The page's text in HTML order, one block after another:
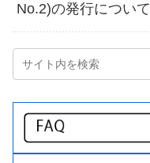
No.2)の発行について